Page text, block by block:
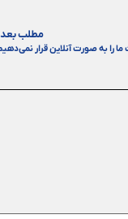
مطلب
را به صورت آنلاین قرار